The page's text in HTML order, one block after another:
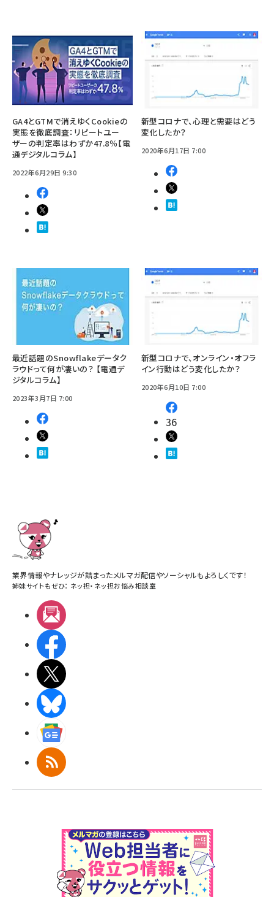
GA4とGTMで消えゆくCookieの
実態を徹底調査：リピートユー
ザーの判定率はわずか47.8％【電
通デジタルコラム】
2022年6月29日 9:30
新型コロナで、心理と需要はどう
変化したか？
2020年6月17日 7:00
最近話題のSnowflakeデータク
ラウドって何が凄いの？ 【電通デ
ジタルコラム】
2023年3月7日 7:00
新型コロナで、オンライン・オフラ
イン行動はどう変化したか？
2020年6月10日 7:00
36
業界情報やナレッジが詰まったメルマガ配信やソーシャルもよろしくです！
姉妹サイトもぜひ： ネッ担・ ネッ担お悩み相談室
RSS